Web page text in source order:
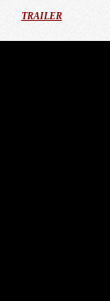
TRAILER